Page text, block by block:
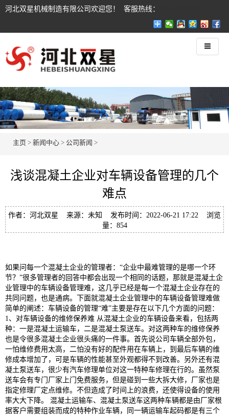
河北双星机械制造有限公司欢迎您！ 客服热线：
主页 > 新闻中心 > 公司新闻 >
浅谈混凝土企业对车辆设备管理的几个
难点
作者：河北双星 来源：未知 发布时间：2022-06-21 17:22 浏览
量：854
如果问每一个混凝土企业的管理者：“企业中最难管理的是哪一个环
节？”很多管理者的回答中都会出现一个相同的话题，那就是混凝土企
业管理中的车辆设备管理难，这几乎已经是每一个混凝土企业存在的
共同问题，也是通病。下面就混凝土企业管理中的车辆设备管理难做
简单的阐述：车辆设备的管理“难”主要是存在以下几个方面的问题：
1、对车辆设备的维修保养难 从混凝土企业的车辆设备来看，包括两
种：一是混凝土运输车，二是混凝土泵送车。对这两种车的维修保养
也是令很多混凝土企业很头痛的一件事。首先说公司车辆全部外包，
一怕维修费用太高，二怕没有好的配件用在车辆上，到最后车辆的维
修成本增加了，可是车辆的性能甚至外观都得不到改善。另外还有混
凝土泵送车，很少有汽车修理单位对这一特种车修理在行的。虽然泵
送车会有专门厂家上门免费服务，但是碰到一些大拆大修，厂家也是
指定修理厂定点维修。不但造成了时间上的浪费，还使得设备的使用
率大大下降。 混凝土运输车、混凝土泵送车这两种车辆都是由厂家根
据客户需要组装而成的特种作业车辆，同一辆运输车起码都是有三个